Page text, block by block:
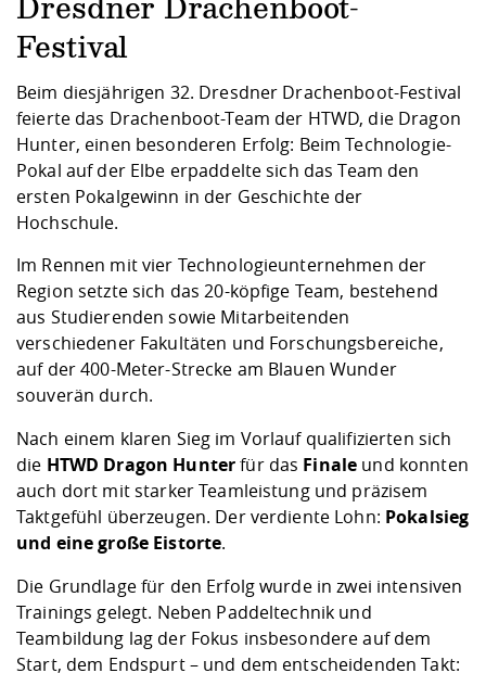
Checkliste zum
und Physik
Fremdsprachen
Studentenwerk
Arbeit
Career Service
Weiterbilden im
Formulare und
Gründung und
Kooperationen
Klimaschutz &
Informatik/
Landbau/
Maschinenbau
Angebote für Unternehmen
Kontakt und Anfahrt
Qualitätssicherung
Dresdner Drachenboot-
Festival
Beim diesjährigen 32. Dresdner Drachenboot-Festival
feierte das Drachenboot-Team der HTWD, die Dragon
Hunter, einen besonderen Erfolg: Beim Technologie-
Pokal auf der Elbe erpaddelte sich das Team den
ersten Pokalgewinn in der Geschichte der
Hochschule.
Im Rennen mit vier Technologieunternehmen der
Region setzte sich das 20-köpfige Team, bestehend
aus Studierenden sowie Mitarbeitenden
verschiedener Fakultäten und Forschungsbereiche,
auf der 400-Meter-Strecke am Blauen Wunder
souverän durch.
Nach einem klaren Sieg im Vorlauf qualifizierten sich
die HTWD Dragon Hunterfür das Finale und konnten
auch dort mit starker Teamleistung und präzisem
Taktgefühl überzeugen. Der verdiente Lohn: Pokalsieg
und eine große Eistorte.
Die Grundlage für den Erfolg wurde in zwei intensiven
Trainings gelegt. Neben Paddeltechnik und
Teambildung lag der Fokus insbesondere auf dem
Start, dem Endspurt – und dem entscheidenden Takt: